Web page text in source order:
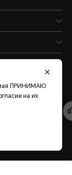
использования
ПРИНИМАЮ
на их